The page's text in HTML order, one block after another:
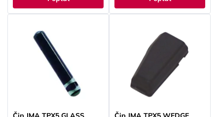
CHEVROLET, CHRYSLER, ISUZU,
IVECO, JEEP, KIA, LANCIA, LAND
OPEL, PEUGEOT, RENAULT,
SMART, SUZUKI, TOYOTA,
VOKSWAGEN